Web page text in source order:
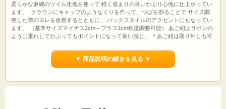
柔らかな麻綿のツイル生地を使って 軽く収まりの良いかぶり心地に仕上がってい
ます。 クラウンにキャップのようなくりを作って、つばを割ることで サイズ調
整した際のヨレを改善するとともに、 バックスタイルのアクセントにもなってい
ます。 （基準サイズマイナス2cm～プラス1cm程度調整可能） あご紐はリボンの
ように垂れしてかぶってもポイントになって良い感じ。 ＊あご紐は取り外しも可
サイズ：約58cm 素材：リネン55%,コットン45%、裏地:綿100% カラー：ブラッ
ク(黒)・アイスグレー(ごく薄いグレージュのような色あい)・ベージュ(やや薄め
▼ 商品説明の続きを見る ▼